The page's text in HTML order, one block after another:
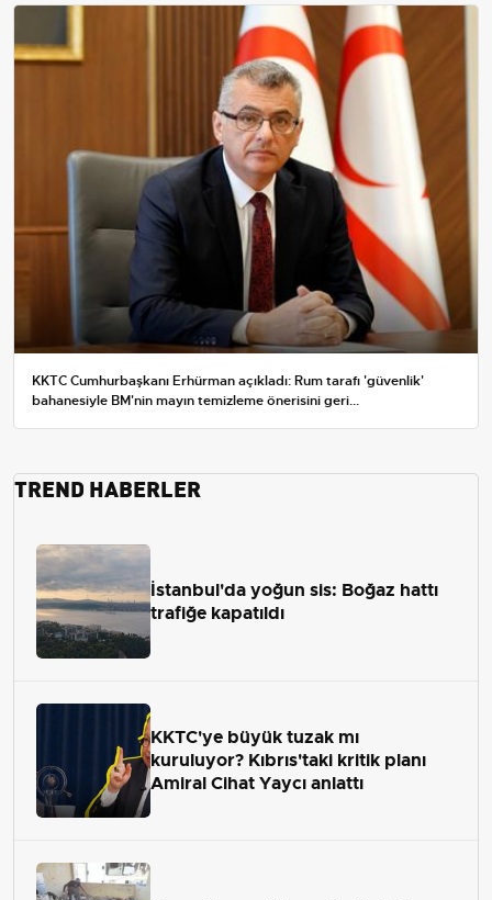
KKTC Cumhurbaşkanı Erhürman açıkladı: Rum tarafı 'güvenlik'
bahanesiyle BM'nin mayın temizleme önerisini geri...
TREND HABERLER
İstanbul'da yoğun sis: Boğaz hattı
trafiğe kapatıldı
KKTC'ye büyük tuzak mı
kuruluyor? Kıbrıs'taki kritik planı
Amiral Cihat Yaycı anlattı